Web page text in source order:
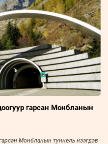
гарсан Монбланын
Монбланын туннель нээгдэв